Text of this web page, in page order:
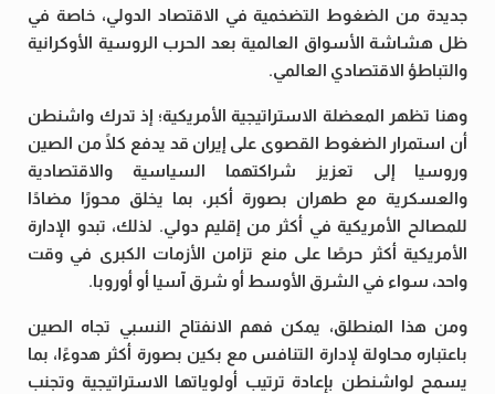
جديدة من الضغوط التضخمية في الاقتصاد الدولي، خاصة في
ظل هشاشة الأسواق العالمية بعد الحرب الروسية الأوكرانية
والتباطؤ الاقتصادي العالمي.
وهنا تظهر المعضلة الاستراتيجية الأمريكية؛ إذ تدرك واشنطن
أن استمرار الضغوط القصوى على إيران قد يدفع كلًا من الصين
وروسيا إلى تعزيز شراكتهما السياسية والاقتصادية
والعسكرية مع طهران بصورة أكبر، بما يخلق محورًا مضادًا
للمصالح الأمريكية في أكثر من إقليم دولي. لذلك، تبدو الإدارة
الأمريكية أكثر حرصًا على منع تزامن الأزمات الكبرى في وقت
واحد، سواء في الشرق الأوسط أو شرق آسيا أو أوروبا.
ومن هذا المنطلق، يمكن فهم الانفتاح النسبي تجاه الصين
باعتباره محاولة لإدارة التنافس مع بكين بصورة أكثر هدوءًا، بما
يسمح لواشنطن بإعادة ترتيب أولوياتها الاستراتيجية وتجنب